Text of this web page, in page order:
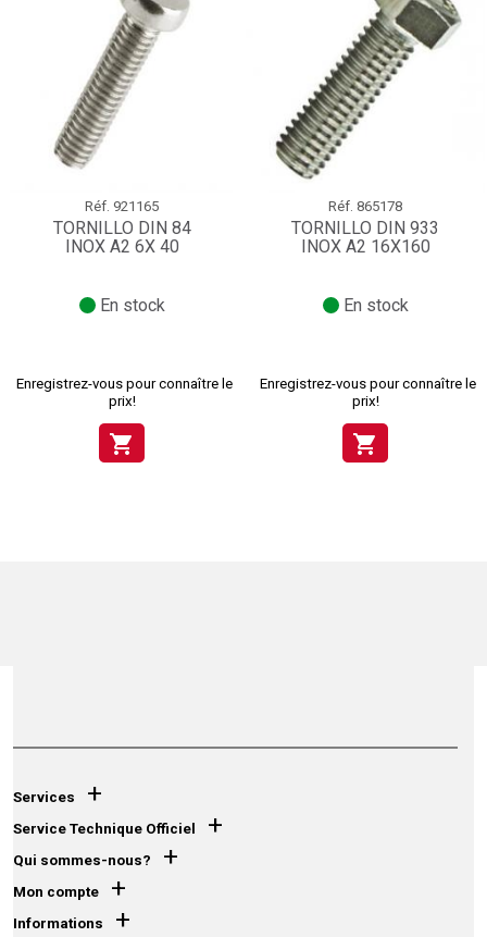
Réf. 921165
TORNILLO DIN 84
INOX A2 6X 40
En stock
Enregistrez-vous pour connaître le
prix!
shopping_cart
Réf. 865178
TORNILLO DIN 933
INOX A2 16X160
En stock
Enregistrez-vous pour connaître le
prix!
shopping_cart
Services +
Service Technique Officiel +
Qui sommes-nous? +
Mon compte +
Informations +